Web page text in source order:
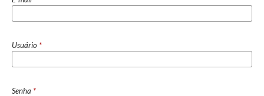
Usuário *
Senha *